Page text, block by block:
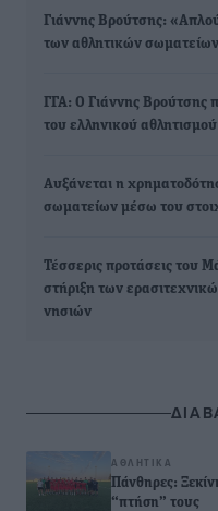
Γιάννης Bρούτσης:
των αθλητικών
ΓΓΑ: Ο Γιάννης Βρούτσης
του ελληνικού
Αυξάνεται η
σωματείων μέσω του
Τέσσερις προτάσεις του
στήριξη των
νησιών
ΑΘΛΗΤΙΚΆ
Πάνθηρες:
“πτήση” τους